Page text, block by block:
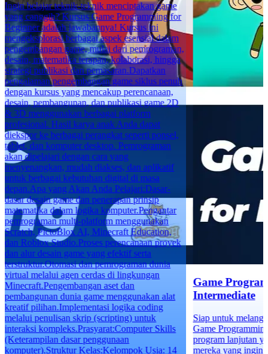
Ingin belajar teknik-teknik menciptakan game
yang canggih? Kursus Game Programming for
Beginner adalah jawabannya! Kursus ini
mengeksplorasi berbagai aspek esensial dalam
pengembangan game, mulai dari pemrograman,
desain, matematika terapan, kolaborasi, hingga
strategi publikasi dan pemasaran.Dapatkan
pengalaman pengembangan game siklus penuh
dengan kursus yang mencakup perencanaan,
desain, pembangunan, dan publikasi game 2D
& 3D menggunakan berbagai platform
profesional. Hasil karya anak Anda dapat
diekspor ke berbagai perangkat seperti ponsel,
tablet, dan komputer desktop. Pemrograman
akan dipelajari dengan cara yang
menyenangkan, mudah diakses, dan aplikatif
untuk berbagai kebutuhan digital di masa
depan.Apa yang Akan Anda Pelajari:Dasar-
dasar desain game dan penerapan prinsip
matematika dalam logika komputer.Pengantar
pemrograman multi-platform menggunakan
Scratch, PictoBlox AI, Minecraft Education,
dan Roblox Studio.Proses perencanaan proyek
dan alur desain game yang efektif serta
terstruktur.Otomasi dan pemrograman dunia
virtual melalui agen cerdas di lingkungan
Minecraft.Pengembangan aset dan
pembangunan dunia game menggunakan alat
kreatif pilihan.Implementasi logika coding
melalui penulisan skrip (scripting) untuk
interaksi kompleks.Prasyarat:Computer Skills
(Keterampilan dasar penggunaan
komputer).Struktur Kelas:Kelompok Usia: 14
Game
Intermediate
Siap untuk
Game
program lanjutan
mereka yang ingin